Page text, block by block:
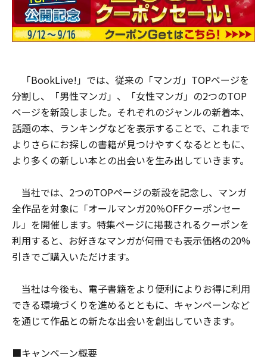
「BookLive!」では、従来の「マンガ」TOPページを
分割し、「男性マンガ」、「女性マンガ」の2つのTOP
ページを新設しました。それぞれのジャンルの新着本、
話題の本、ランキングなどを表示することで、これまで
よりさらにお探しの書籍が見つけやすくなるとともに、
より多くの新しい本との出会いを生み出していきます。
当社では、2つのTOPページの新設を記念し、マンガ
全作品を対象に「オールマンガ20％OFFクーポンセー
ル」を開催します。特集ページに掲載されるクーポンを
利用すると、お好きなマンガが何冊でも表示価格の20%
引きでご購入いただけます。
当社は今後も、電子書籍をより便利によりお得に利用
できる環境づくりを進めるとともに、キャンペーンなど
を通じて作品との新たな出会いを創出していきます。
■キャンペーン概要